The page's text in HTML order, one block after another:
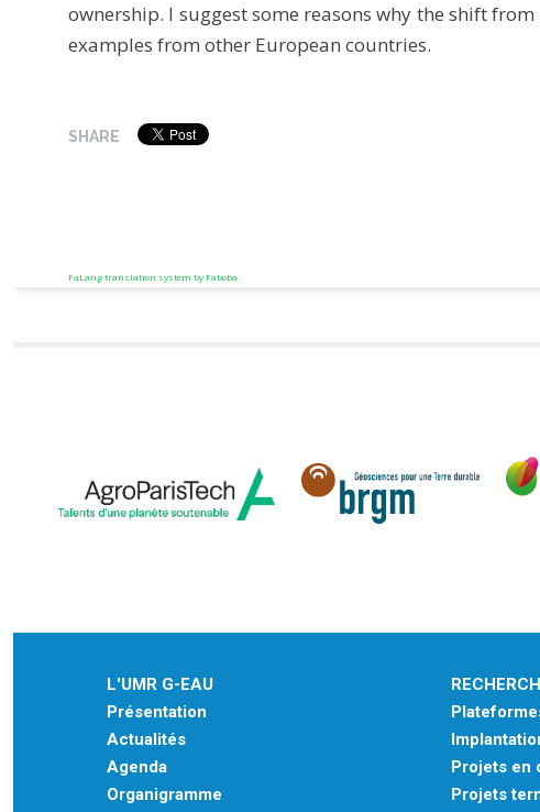
ownership. I suggest some reasons why the shift
examples from other European countries.
SHARE
FaLang translation system by Faboba
L'UMR G-EAU
Présentation
Actualités
Agenda
Organigramme
Projets en
Projets